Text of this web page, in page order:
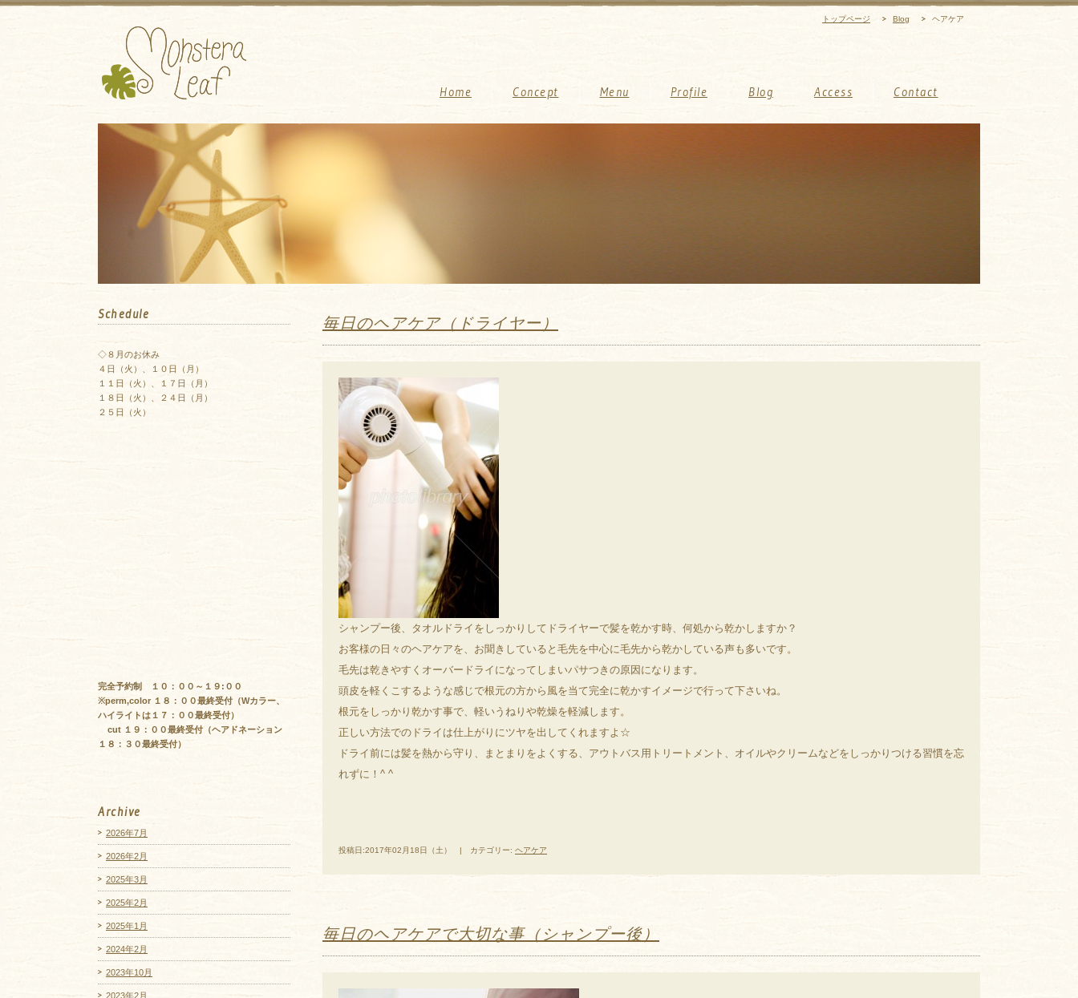
Home Concept Menu Profile Blog Access Contact
トップページ Blog ヘアケア
Schedule
◇８月のお休み
４日（火）、１０日（月）
１１日（火）、１７日（月）
１８日（火）、２４日（月）
２５日（火）
完全予約制 １０：００～１９:００
※perm,color １８：００最終受付（Wカラー、
ハイライトは１７：００最終受付）
cut １９：００最終受付（ヘアドネーション
１８：３０最終受付）
Archive
2026年7月
2026年2月
2025年3月
2025年2月
2025年1月
2024年2月
2023年10月
2023年2月
毎日のヘアケア（ドライヤー）
シャンプー後、タオルドライをしっかりしてドライヤーで髪を乾かす時、何処から乾かしますか？
お客様の日々のヘアケアを、お聞きしていると毛先を中心に毛先から乾かしている声も多いです。
毛先は乾きやすくオーバードライになってしまいパサつきの原因になります。
頭皮を軽くこするような感じで根元の方から風を当て完全に乾かすイメージで行って下さいね。
根元をしっかり乾かす事で、軽いうねりや乾燥を軽減します。
正しい方法でのドライは仕上がりにツヤを出してくれますよ☆
ドライ前には髪を熱から守り、まとまりをよくする、アウトバス用トリートメント、オイルやクリームなどをしっかりつける習慣を忘
れずに！^ ^
投稿日:2017年02月18日（土） | カテゴリー: ヘアケア
毎日のヘアケアで大切な事（シャンプー後）